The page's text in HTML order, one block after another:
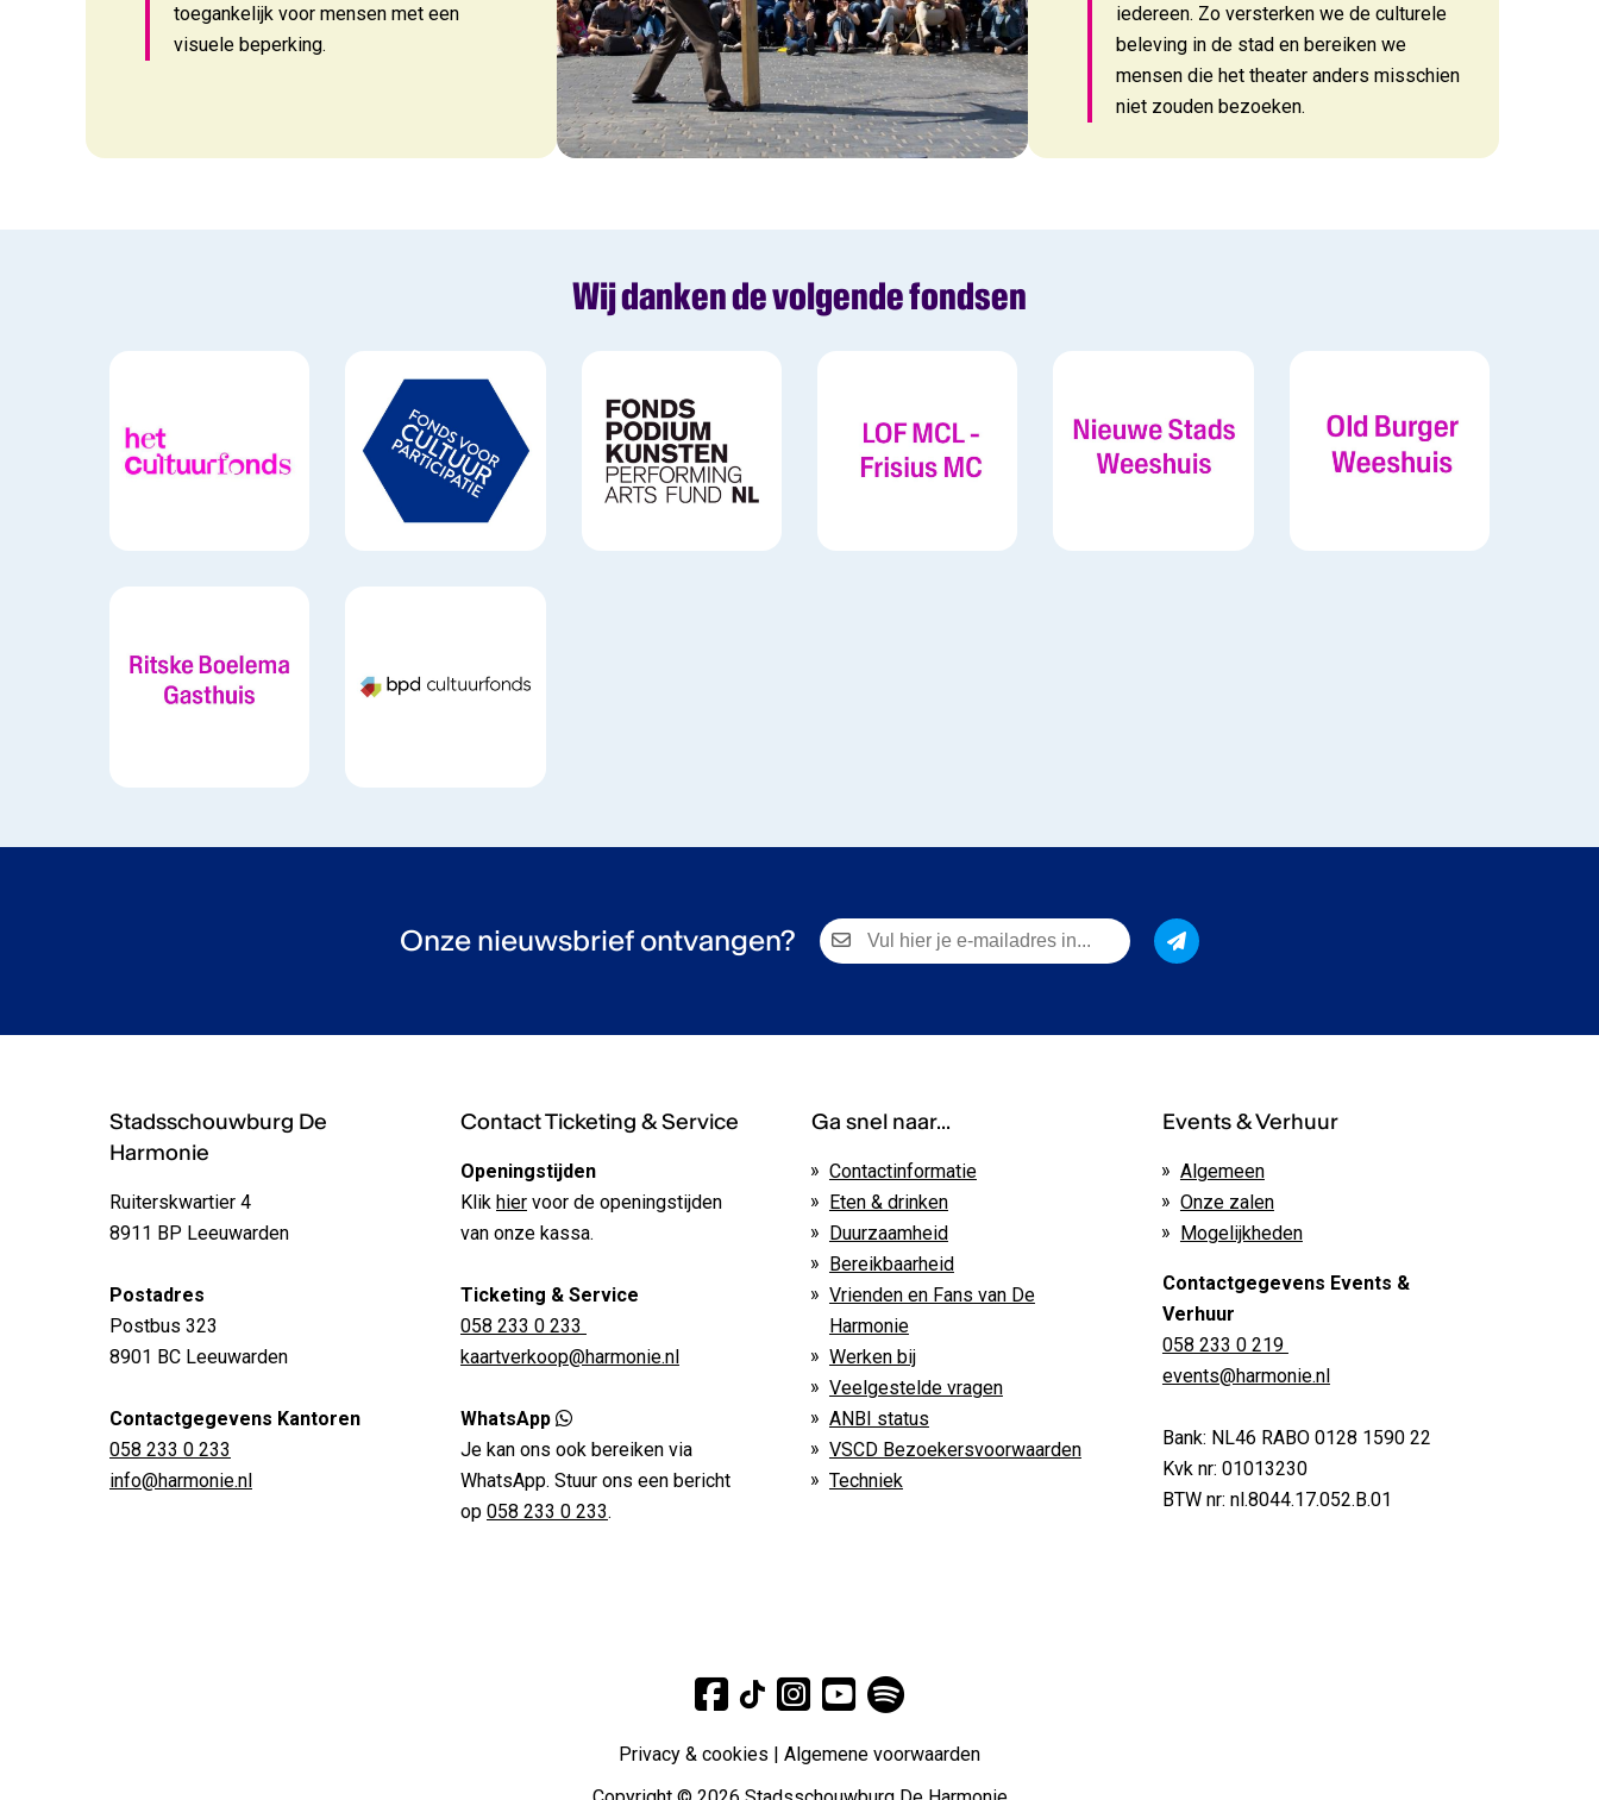
toegankelijk voor mensen met een
visuele beperking.
iedereen. Zo versterken we de culturele
beleving in de stad en bereiken we
mensen die het theater anders misschien
niet zouden bezoeken.
Wij danken de volgende fondsen
Onze nieuwsbrief ontvangen?
Stadsschouwburg De
Harmonie
Ruiterskwartier 4
8911 BP Leeuwarden
Postadres
Postbus 323
8901 BC Leeuwarden
Contactgegevens Kantoren
058 233 0 233
info@harmonie.nl
Contact Ticketing & Service
Openingstijden
Klik hiervoor de openingstijden
van onze kassa.
Ticketing & Service
058 233 0 233
kaartverkoop@harmonie.nl
WhatsApp
Je kan ons ook bereiken via
WhatsApp. Stuur ons een bericht
op 058 233 0 233.
Ga snel naar...
Contactinformatie
Eten & drinken
Duurzaamheid
Bereikbaarheid
Vrienden en Fans van De
Harmonie
Werken bij
Veelgestelde vragen
ANBI status
VSCD Bezoekersvoorwaarden
Techniek
Events & Verhuur
Algemeen
Onze zalen
Mogelijkheden
Contactgegevens Events &
Verhuur
058 233 0 219
events@harmonie.nl
Bank: NL46 RABO 0128 1590 22
Kvk nr: 01013230
BTW nr: nl.8044.17.052.B.01
Privacy & cookies | Algemene voorwaarden